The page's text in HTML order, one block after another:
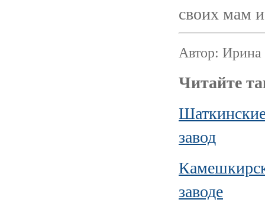
своих мам
Автор: Ирина
Читайте
завод
заводе